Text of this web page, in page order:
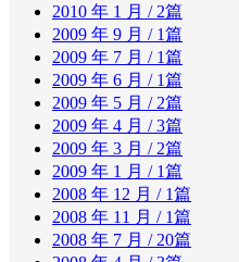
2010 年 1 月 / 2篇
2009 年 9 月 / 1篇
2009 年 7 月 / 1篇
2009 年 6 月 / 1篇
2009 年 5 月 / 2篇
2009 年 4 月 / 3篇
2009 年 3 月 / 2篇
2009 年 1 月 / 1篇
2008 年 12 月 / 1篇
2008 年 11 月 / 1篇
2008 年 7 月 / 20篇